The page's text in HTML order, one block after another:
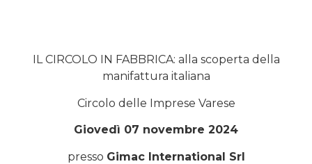
IL CIRCOLO IN FABBRICA: alla scoperta della
manifattura italiana
Circolo delle Imprese Varese
Giovedì 07 novembre 2024
presso Gimac International Srl